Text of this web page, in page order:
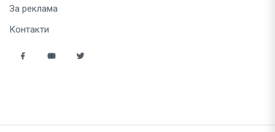
За реклама
Контакти